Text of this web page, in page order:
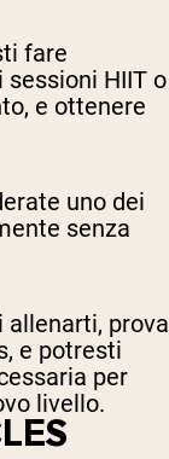
fare
HIIT o
e ottenere
uno dei
senza
allenarti, prova
e potresti
per
livello.